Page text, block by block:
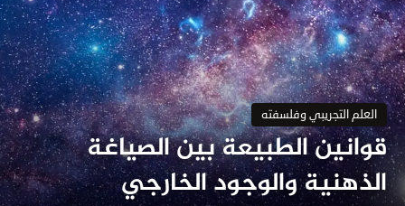
العلم التجريبي وفلسفته
قوانين الطبيعة بين الصياغة
الذهنية والوجود الخارجي